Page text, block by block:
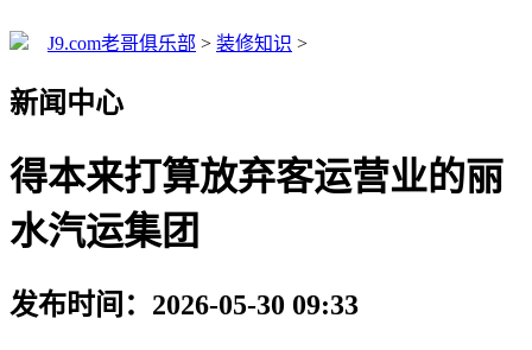
J9.com老哥俱乐部 > 装修知识 >
新闻中心
得本来打算放弃客运营业的丽
水汽运集团
发布时间：2026-05-30 09:33